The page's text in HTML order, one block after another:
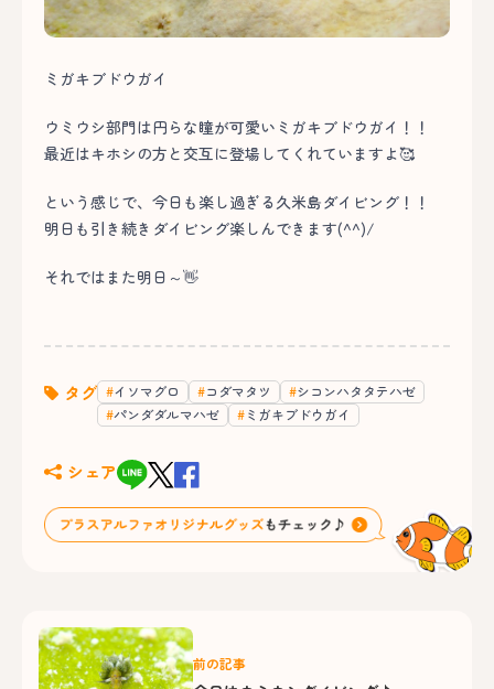
ミガキブドウガイ
ウミウシ部門は円らな瞳が可愛いミガキブドウガイ！！
最近はキホシの方と交互に登場してくれていますよ🥰
という感じで、今日も楽し過ぎる久米島ダイビング！！
明日も引き続きダイビング楽しんできます(^^)/
それではまた明日～👋
タグ イソマグロ コダマタツ
シコンハタタテハゼ
パンダダルマハゼ
ミガキブドウガイ
シェア
前の記事